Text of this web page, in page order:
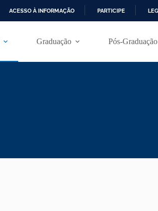
ACESSO À INFORMAÇÃO PARTICIPE
Graduação Pós-Graduação